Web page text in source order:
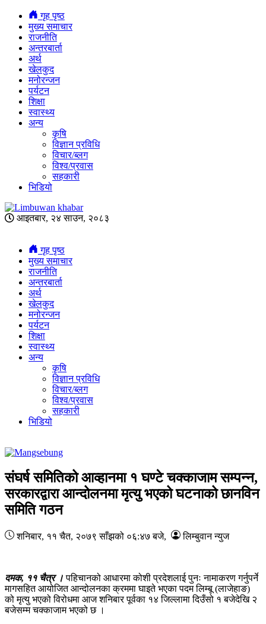
गृह पृष्ठ
मुख्य समाचार
राजनीति
अन्तरबार्ता
अर्थ
खेलकुद
मनोरन्जन
पर्यटन
शिक्षा
स्वास्थ्य
अन्य
कृषि
विज्ञान प्रविधि
विचार/ब्लग
विश्व/प्रवास
सहकारी
भिडियो
आइतबार, २४ साउन, २०८३
गृह पृष्ठ
मुख्य समाचार
राजनीति
अन्तरबार्ता
अर्थ
खेलकुद
मनोरन्जन
पर्यटन
शिक्षा
स्वास्थ्य
अन्य
कृषि
विज्ञान प्रविधि
विचार/ब्लग
विश्व/प्रवास
सहकारी
भिडियो
संघर्ष समितिको आव्हानमा १ घण्टे चक्काजाम सम्पन्न,
सरकारद्वारा आन्दोलनमा मृत्यु भएको घटनाको छानविन
समिति गठन
शनिबार, ११ चैत, २०७९साँझको ०६:४७ बजे, लिम्बुवान न्युज
दमक, ११ चैत्र । पहिचानको आधारमा कोशी प्रदेशलाई पुनः नामाकरण गर्नुपर्ने
मागसहित आयोजित आन्दोलनका क्रममा घाइते भएका पदम लिम्बू (लाजेहाङ)
को मृत्यु भएको विरोधमा आज शनिबार पूर्वका १४ जिल्लामा दिउँसो १ बजेदेखि २
बजेसम्म चक्काजाम भएको छ ।